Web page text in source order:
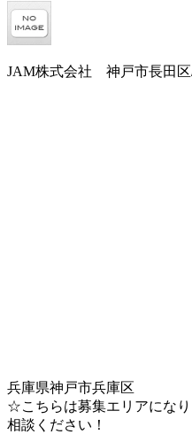
JAM株式会社 神戸市長田区/
兵庫県神戸市兵庫区
☆こちらは募集エリアにな
相談ください！